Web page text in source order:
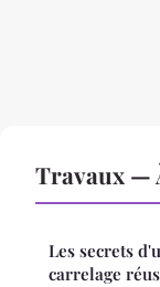
Travaux —
Les secrets
carrelage